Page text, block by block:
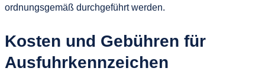
ordnungsgemäß durchgeführt werden.
Kosten und Gebühren für
Ausfuhrkennzeichen